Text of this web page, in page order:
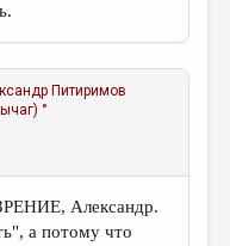
Питиримов
°
Александр.
а потому что